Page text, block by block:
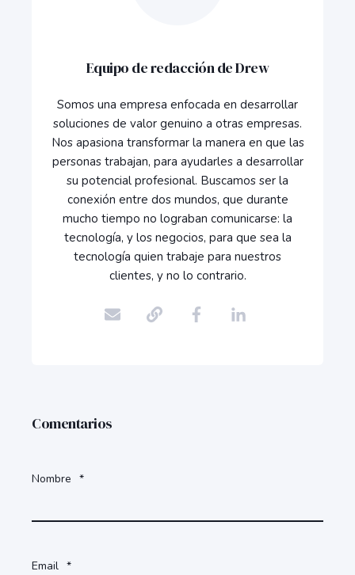
Equipo de redacción de Drew
Somos una empresa enfocada en desarrollar
soluciones de valor genuino a otras empresas.
Nos apasiona transformar la manera en que las
personas trabajan, para ayudarles a desarrollar
su potencial profesional. Buscamos ser la
conexión entre dos mundos, que durante
mucho tiempo no lograban comunicarse: la
tecnología, y los negocios, para que sea la
tecnología quien trabaje para nuestros
clientes, y no lo contrario.
Comentarios
Nombre *
Email *